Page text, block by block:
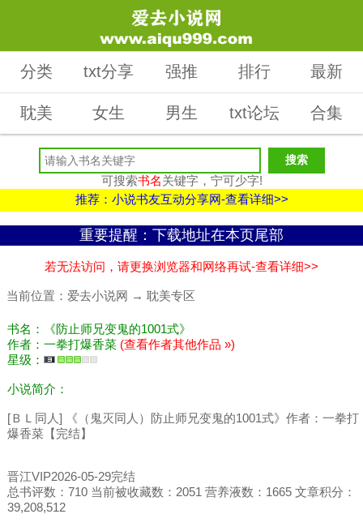
分类 txt分享 强推 排行 最新
耽美 女生 男生 txt论坛 合集
可搜索书名关键字，宁可少字!
推荐：小说书友互动分享网-查看详细>>
重要提醒：下载地址在本页尾部
若无法访问，请更换浏览器和网络再试-查看详细>>
当前位置： 爱去小说网 → 耽美专区
书名：《防止师兄变鬼的1001式》
作者：一拳打爆香菜 (查看作者其他作品 »)
星级：
小说简介：
[ＢＬ同人] 《（鬼灭同人）防止师兄变鬼的1001式》作者：一拳打
爆香菜【完结】
晋江VIP2026-05-29完结
总书评数：710 当前被收藏数：2051 营养液数：1665 文章积分：
39,208,512